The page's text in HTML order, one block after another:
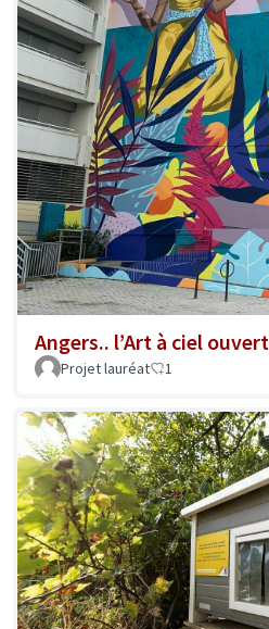
Angers.. l’Art à ciel ouvert
Projet lauréat 1